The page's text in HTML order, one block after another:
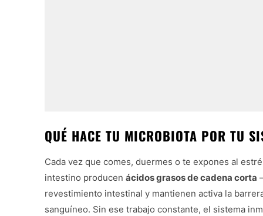
QUÉ HACE TU MICROBIOTA POR TU
Cada vez que comes, duermes o te expones al
intestino producen ácidos grasos de cadena corta
revestimiento intestinal y mantienen activa la
sanguíneo. Sin ese trabajo constante, el sistema